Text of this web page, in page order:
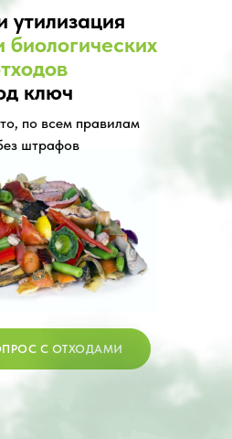
утилизация
С ОТХОДАМИ
по всем правилам
штрафов
ключ